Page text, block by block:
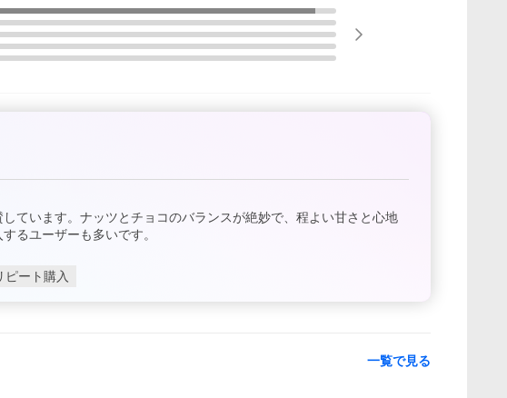
ています。ナッツとチョコのバランスが絶妙で、程よい甘さと心地
るユーザーも多いです。
ピート購入
一覧で見る